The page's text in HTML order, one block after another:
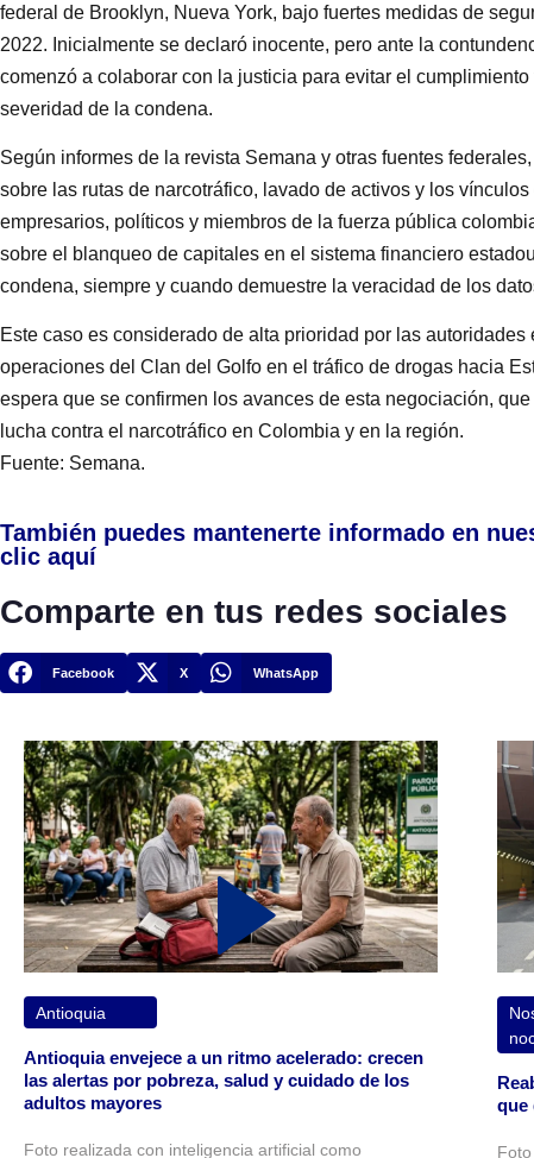
federal de Brooklyn, Nueva York, bajo fuertes medidas de
2022. Inicialmente se declaró inocente, pero ante la
comenzó a colaborar con la justicia para evitar el
severidad de la condena.
Según informes de la revista Semana y otras fuentes
sobre las rutas de narcotráfico, lavado de activos y los
empresarios, políticos y miembros de la fuerza pública
sobre el blanqueo de capitales en el sistema financiero
condena, siempre y cuando demuestre la veracidad de los
Este caso es considerado de alta prioridad por las
operaciones del Clan del Golfo en el tráfico de drogas hacia
espera que se confirmen los avances de esta negociación,
lucha contra el narcotráfico en Colombia y en la región.
Fuente: Semana.
También puedes mantenerte informado en
clic aquí
Comparte en tus redes sociales
Facebook X WhatsApp
Antioquia
Antioquia envejece a un ritmo acelerado: crecen
las alertas por pobreza, salud y cuidado de los
adultos mayores
Foto realizada con inteligencia artificial como
que